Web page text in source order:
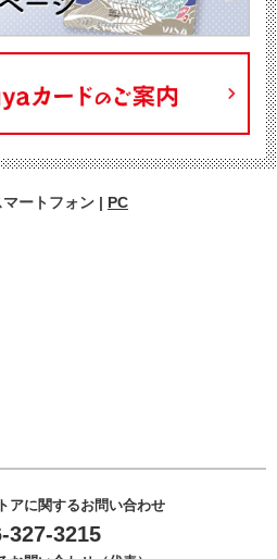
マートフォン | PC
アに関するお問い合わせ
327-3215